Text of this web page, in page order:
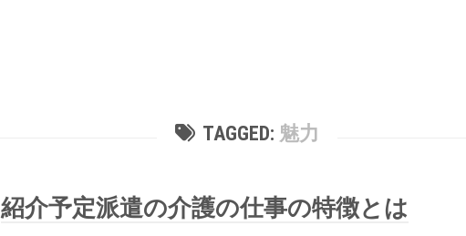
TAGGED: 魅力
紹介予定派遣の介護の仕事の特徴とは